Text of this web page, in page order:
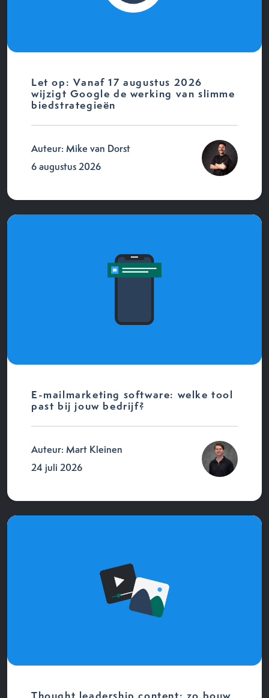
Let op: Vanaf 17 augustus 2026
wijzigt Google de werking van slimme
biedstrategieën
Auteur: Mike van Dorst
6 augustus 2026
E-mailmarketing software: welke tool
past bij jouw bedrijf?
Auteur: Mart Kleinen
24 juli 2026
Thought leadership content: zo bouw